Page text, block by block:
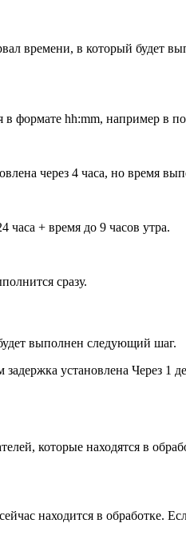
времени, в который будет
формате hh:mm, например в
через 4 часа, но время
часа + время до 9 часов утра.
сразу.
выполнен следующий шаг.
задержка установлена Через
которые находятся в
находится в обработке.